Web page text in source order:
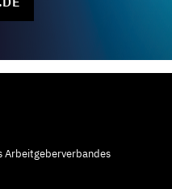
Arbeitgeberverbandes